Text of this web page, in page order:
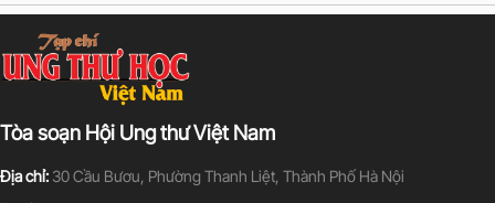
Tòa soạn Hội Ung thư Việt Nam
Địa chỉ: 30 Cầu Bươu, Phường Thanh Liệt, Thành Phố Hà Nội